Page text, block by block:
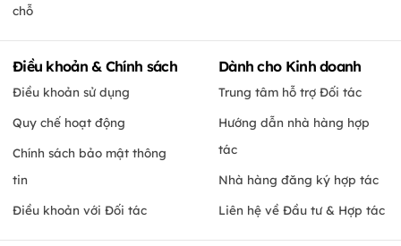
chỗ
Điều khoản & Chính sách
Điều khoản sử dụng
Quy chế hoạt động
Chính sách bảo mật thông
tin
Điều khoản với Đối tác
Dành cho Kinh doanh
Trung tâm hỗ trợ Đối tác
Hướng dẫn nhà hàng hợp
tác
Nhà hàng đăng ký hợp tác
Liên hệ về Đầu tư & Hợp tác